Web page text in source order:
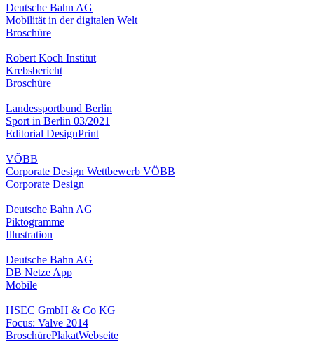
Deutsche Bahn AG
Mobilität in der digitalen Welt
Broschüre
Robert Koch Institut
Krebsbericht
Broschüre
Landessportbund Berlin
Sport in Berlin 03/2021
Editorial DesignPrint
VÖBB
Corporate Design Wettbewerb VÖBB
Corporate Design
Deutsche Bahn AG
Piktogramme
Illustration
Deutsche Bahn AG
DB Netze App
Mobile
HSEC GmbH & Co KG
Focus: Valve 2014
BroschürePlakatWebseite